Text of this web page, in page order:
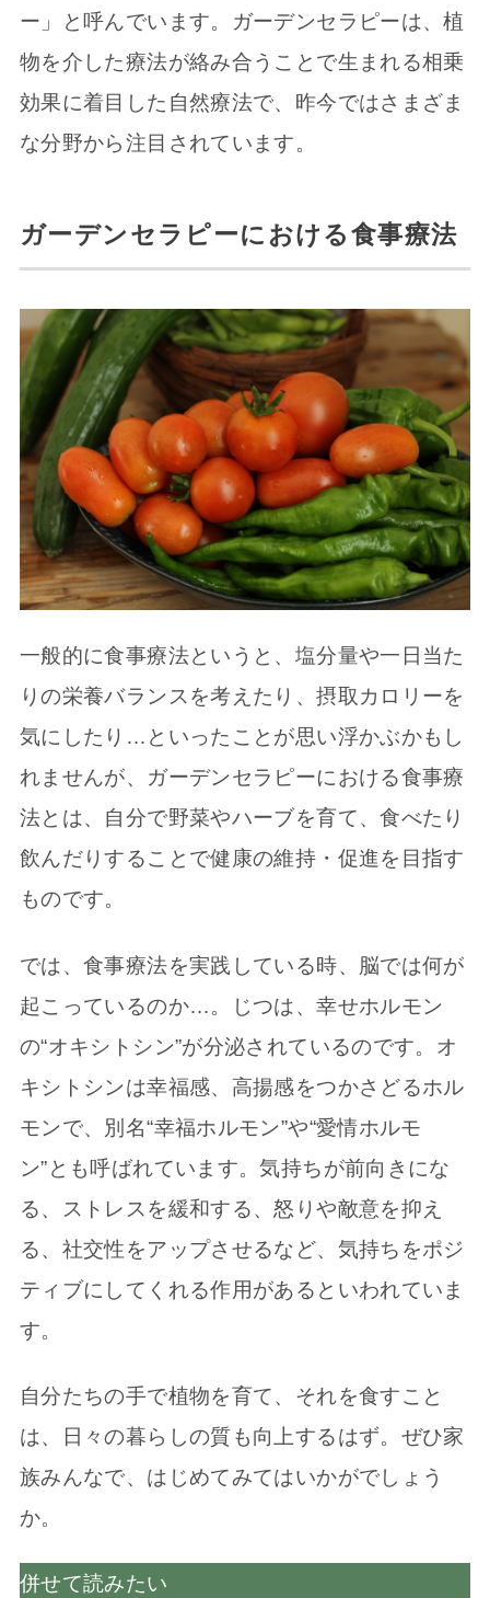
ー」と呼んでいます。ガーデンセラピーは、植
物を介した療法が絡み合うことで生まれる相乗
効果に着目した自然療法で、昨今ではさまざま
な分野から注目されています。
ガーデンセラピーにおける食事療法
一般的に食事療法というと、塩分量や一日当た
りの栄養バランスを考えたり、摂取カロリーを
気にしたり…といったことが思い浮かぶかもし
れませんが、ガーデンセラピーにおける食事療
法とは、自分で野菜やハーブを育て、食べたり
飲んだりすることで健康の維持・促進を目指す
ものです。
では、食事療法を実践している時、脳では何が
起こっているのか…。じつは、幸せホルモン
の“オキシトシン”が分泌されているのです。オ
キシトシンは幸福感、高揚感をつかさどるホル
モンで、別名“幸福ホルモン”や“愛情ホルモ
ン”とも呼ばれています。気持ちが前向きにな
る、ストレスを緩和する、怒りや敵意を抑え
る、社交性をアップさせるなど、気持ちをポジ
ティブにしてくれる作用があるといわれていま
す。
自分たちの手で植物を育て、それを食すこと
は、日々の暮らしの質も向上するはず。ぜひ家
族みんなで、はじめてみてはいかがでしょう
か。
併せて読みたい